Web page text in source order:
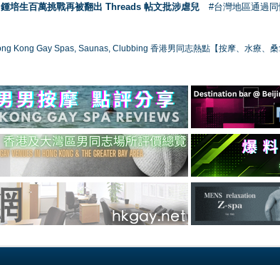
培生百萬挑戰再被翻出 Threads 帖文批涉虐兒 #台灣地區通過
Kong Gay Spas, Saunas, Clubbing 香港男同志熱點【按摩、水療、桑